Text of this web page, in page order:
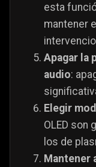
esta
mantener
Apagar la
audio:
Elegir
OLED son
los de
Mantener